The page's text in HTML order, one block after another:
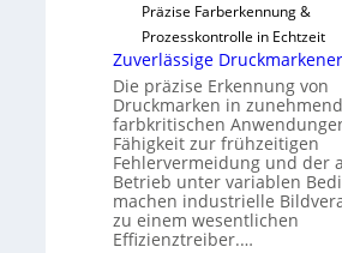
a
u
Präzise Farberkennung &
Prozesskontrolle in Echtzeit
Zuverlässige
Die präzise Erkennung von
Druckmarken in zunehmend
farbkritischen
Fähigkeit zur frühzeitigen
Fehlervermeidung und der
Betrieb unter variablen
machen industrielle
zu einem wesentlichen
Effizienztreiber.…